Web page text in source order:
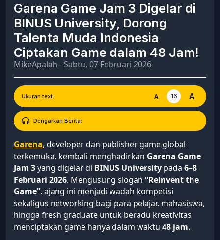
Garena Game Jam 3 Digelar di
BINUS University, Dorong
Talenta Muda Indonesia
Ciptakan Game dalam 48 Jam!
MikeApalah - Sabtu, 07 Februari 2026
Ukuran text: A 16 A
Dengarkan Berita:
Garena, developer dan publisher game global
terkemuka, kembali menghadirkan Garena Game
Jam 3yang digelar di BINUS University pada 6–8
Februari 2026. Mengusung slogan “Reinvent the
Game”, ajang ini menjadi wadah kompetisi
sekaligus networking bagi para pelajar, mahasiswa,
hingga fresh graduate untuk beradu kreativitas
menciptakan game hanya dalam waktu 48 jam.